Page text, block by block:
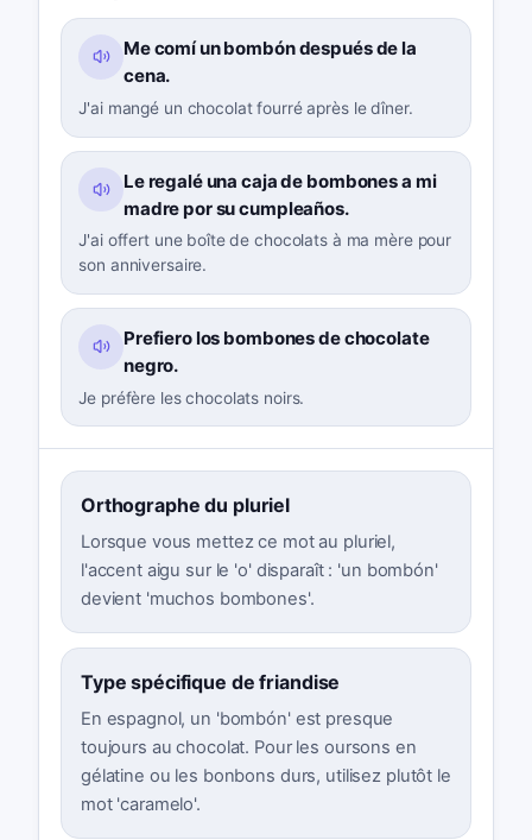
Me comí un bombón después de la
cena.
J'ai mangé un chocolat fourré après le dîner.
Le regalé una caja de bombones a mi
madre por su cumpleaños.
J'ai offert une boîte de chocolats à ma mère pour
son anniversaire.
Prefiero los bombones de chocolate
negro.
Je préfère les chocolats noirs.
Orthographe du pluriel
Lorsque vous mettez ce mot au pluriel,
l'accent aigu sur le 'o' disparaît : 'un bombón'
devient 'muchos bombones'.
Type spécifique de friandise
En espagnol, un 'bombón' est presque
toujours au chocolat. Pour les oursons en
gélatine ou les bonbons durs, utilisez plutôt le
mot 'caramelo'.